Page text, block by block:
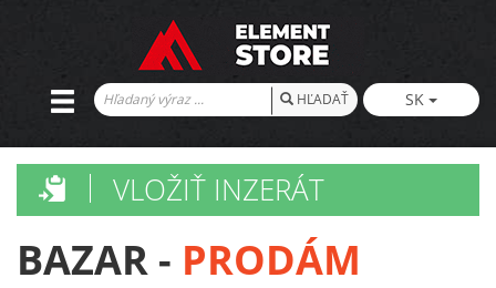
HĽADAŤ SK
VLOŽIŤ INZERÁT
BAZAR - PRODÁM